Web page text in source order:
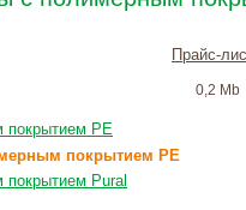
Прайс-
0,2 Mb
PE
покрытием PE
Pural